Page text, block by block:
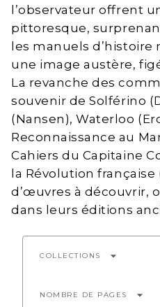
l’observateur offrent
pittoresque,
les manuels
une image austère,
La revanche des
souvenir de Solférino
(Nansen), Waterloo
Reconnaissance au
Cahiers du Capitaine
la Révolution
d’œuvres à découvrir,
dans leurs éditions
COLLECTIONS arrow_drop_down
NOMBRE DE PAGES arrow_drop_down